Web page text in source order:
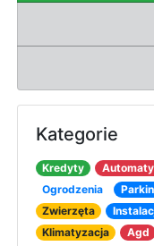
Kategorie
Kredyty
Ogrodzenia
Zwierzęta
Klimatyzacja
Agd